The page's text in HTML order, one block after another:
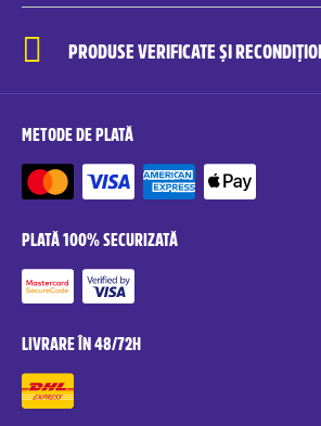
PRODUSE VERIFICATE ȘI
METODE DE PLATĂ
PLATĂ 100% SECURIZATĂ
LIVRARE ÎN 48/72H